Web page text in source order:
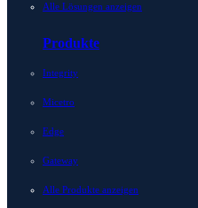
Alle Lösungen anzeigen
Produkte
Integrity
Micetro
Edge
Gateway
Alle Produkte anzeigen